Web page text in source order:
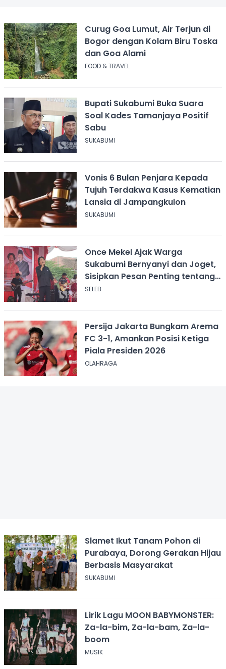
Curug Goa Lumut, Air Terjun di
Bogor dengan Kolam Biru Toska
dan Goa Alami
FOOD & TRAVEL
Bupati Sukabumi Buka Suara
Soal Kades Tamanjaya Positif
Sabu
SUKABUMI
Vonis 6 Bulan Penjara Kepada
Tujuh Terdakwa Kasus Kematian
Lansia di Jampangkulon
SUKABUMI
Once Mekel Ajak Warga
Sukabumi Bernyanyi dan Joget,
Sisipkan Pesan Penting tentang
ASI
SELEB
Persija Jakarta Bungkam Arema
FC 3-1, Amankan Posisi Ketiga
Piala Presiden 2026
OLAHRAGA
Slamet Ikut Tanam Pohon di
Purabaya, Dorong Gerakan Hijau
Berbasis Masyarakat
SUKABUMI
Lirik Lagu MOON BABYMONSTER:
Za-la-bim, Za-la-bam, Za-la-
boom
MUSIK